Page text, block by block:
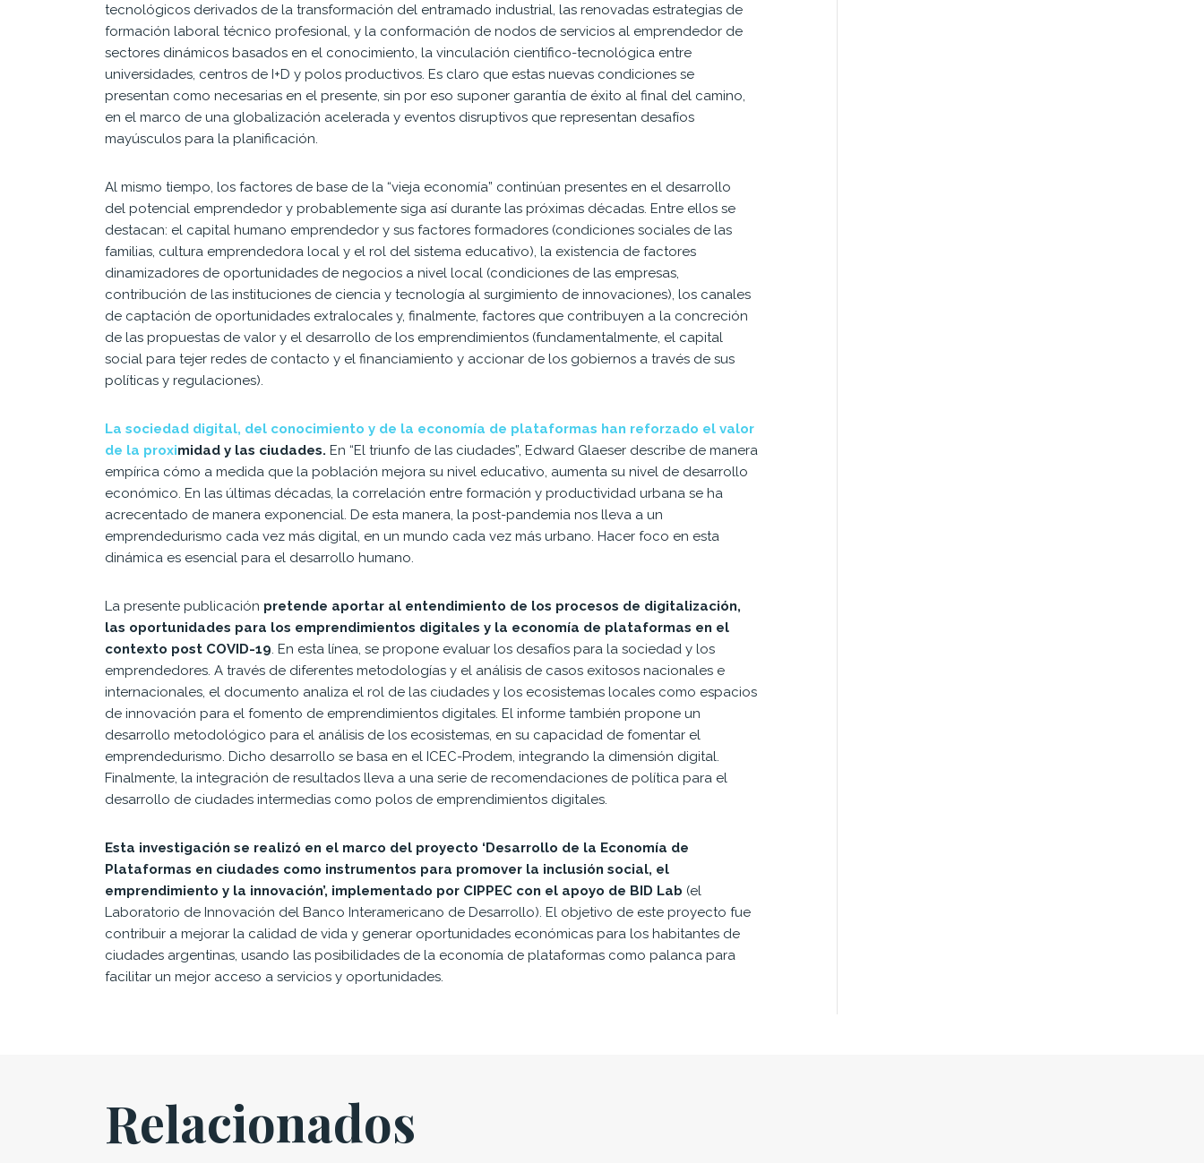
tecnológicos derivados de la transformación del entramado industrial, las renovadas estrategias de
formación laboral técnico profesional, y la conformación de nodos de servicios al emprendedor de
sectores dinámicos basados en el conocimiento, la vinculación científico-tecnológica entre
universidades, centros de I+D y polos productivos. Es claro que estas nuevas condiciones se
presentan como necesarias en el presente, sin por eso suponer garantía de éxito al final del camino,
en el marco de una globalización acelerada y eventos disruptivos que representan desafíos
mayúsculos para la planificación.
Al mismo tiempo, los factores de base de la “vieja economía” continúan presentes en el desarrollo
del potencial emprendedor y probablemente siga así durante las próximas décadas. Entre ellos se
destacan: el capital humano emprendedor y sus factores formadores (condiciones sociales de las
familias, cultura emprendedora local y el rol del sistema educativo), la existencia de factores
dinamizadores de oportunidades de negocios a nivel local (condiciones de las empresas,
contribución de las instituciones de ciencia y tecnología al surgimiento de innovaciones), los canales
de captación de oportunidades extralocales y, finalmente, factores que contribuyen a la concreción
de las propuestas de valor y el desarrollo de los emprendimientos (fundamentalmente, el capital
social para tejer redes de contacto y el financiamiento y accionar de los gobiernos a través de sus
políticas y regulaciones).
La sociedad digital, del conocimiento y de la economía de plataformas han reforzado el valor
de la proximidad y las ciudades. En “El triunfo de las ciudades” , Edward Glaeser describe de manera
empírica cómo a medida que la población mejora su nivel educativo, aumenta su nivel de desarrollo
económico. En las últimas décadas, la correlación entre formación y productividad urbana se ha
acrecentado de manera exponencial. De esta manera, la post-pandemia nos lleva a un
emprendedurismo cada vez más digital, en un mundo cada vez más urbano. Hacer foco en esta
dinámica es esencial para el desarrollo humano.
La presente publicación pretende aportar al entendimiento de los procesos de digitalización,
las oportunidades para los emprendimientos digitales y la economía de plataformas en el
contexto post COVID-19 . En esta línea, se propone evaluar los desafíos para la sociedad y los
emprendedores. A través de diferentes metodologías y el análisis de casos exitosos nacionales e
internacionales, el documento analiza el rol de las ciudades y los ecosistemas locales como espacios
de innovación para el fomento de emprendimientos digitales. El informe también propone un
desarrollo metodológico para el análisis de los ecosistemas, en su capacidad de fomentar el
emprendedurismo. Dicho desarrollo se basa en el ICEC-Prodem, integrando la dimensión digital.
Finalmente, la integración de resultados lleva a una serie de recomendaciones de política para el
desarrollo de ciudades intermedias como polos de emprendimientos digitales.
Esta investigación se realizó en el marco del proyecto ‘Desarrollo de la Economía de
Plataformas en ciudades como instrumentos para promover la inclusión social, el
emprendimiento y la innovación’, implementado por CIPPEC con el apoyo de BID Lab (el
Laboratorio de Innovación del Banco Interamericano de Desarrollo). El objetivo de este proyecto fue
contribuir a mejorar la calidad de vida y generar oportunidades económicas para los habitantes de
ciudades argentinas, usando las posibilidades de la economía de plataformas como palanca para
facilitar un mejor acceso a servicios y oportunidades.
Relacionados